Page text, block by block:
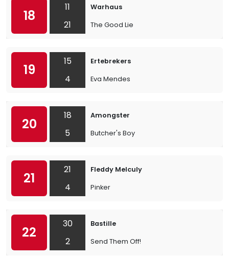
18
11
21
Warhaus
The Good Lie
19
15
4
Ertebrekers
Eva Mendes
20
18
5
Amongster
Butcher's Boy
21
21
4
Fleddy Melculy
Pinker
22
30
2
Bastille
Send Them Off!